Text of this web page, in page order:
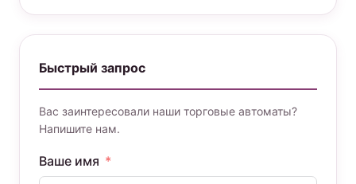
Быстрый запрос
Вас заинтересовали наши торговые автоматы?
Напишите нам.
Ваше имя